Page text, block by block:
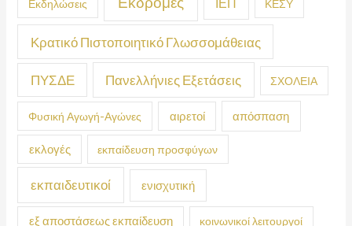
Εκδηλώσεις ΚΕΣΥ
Κρατικό Πιστοποιητικό Γλωσσομάθειας
ΠΥΣΔΕ Πανελλήνιες Εξετάσεις ΣΧΟΛΕΙΑ
Φυσική Αγωγή-Αγώνες αιρετοί απόσπαση
εκλογές εκπαίδευση προσφύγων
εκπαιδευτικοί ενισχυτική
εξ αποστάσεως εκπαίδευση κοινωνικοί λειτουργοί